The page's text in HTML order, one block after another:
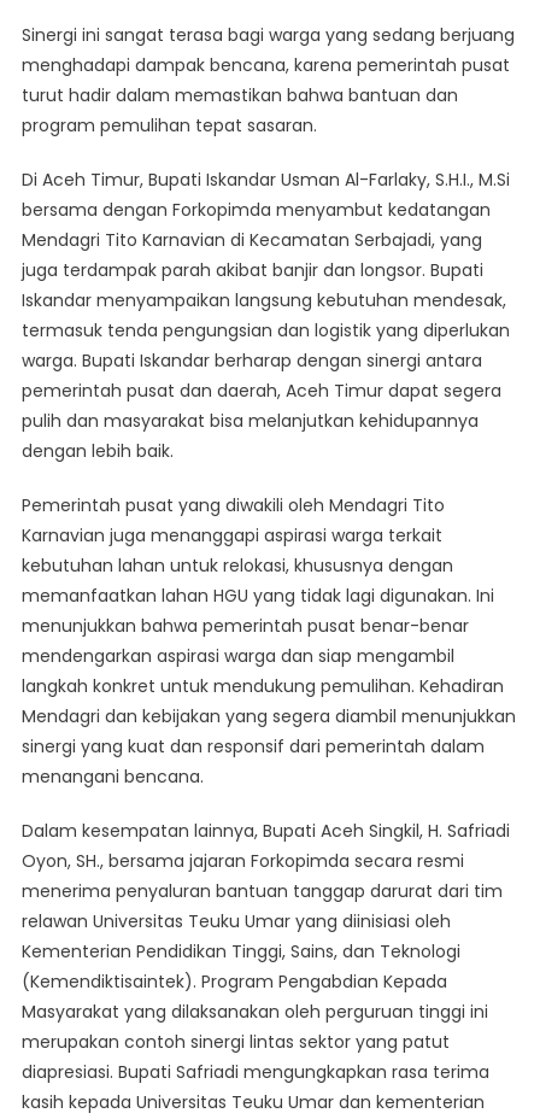
Sinergi ini sangat terasa bagi warga yang sedang berjuang
menghadapi dampak bencana, karena pemerintah pusat
turut hadir dalam memastikan bahwa bantuan dan
program pemulihan tepat sasaran.
Di Aceh Timur, Bupati Iskandar Usman Al-Farlaky, S.H.I., M.Si
bersama dengan Forkopimda menyambut kedatangan
Mendagri Tito Karnavian di Kecamatan Serbajadi, yang
juga terdampak parah akibat banjir dan longsor. Bupati
Iskandar menyampaikan langsung kebutuhan mendesak,
termasuk tenda pengungsian dan logistik yang diperlukan
warga. Bupati Iskandar berharap dengan sinergi antara
pemerintah pusat dan daerah, Aceh Timur dapat segera
pulih dan masyarakat bisa melanjutkan kehidupannya
dengan lebih baik.
Pemerintah pusat yang diwakili oleh Mendagri Tito
Karnavian juga menanggapi aspirasi warga terkait
kebutuhan lahan untuk relokasi, khususnya dengan
memanfaatkan lahan HGU yang tidak lagi digunakan. Ini
menunjukkan bahwa pemerintah pusat benar-benar
mendengarkan aspirasi warga dan siap mengambil
langkah konkret untuk mendukung pemulihan. Kehadiran
Mendagri dan kebijakan yang segera diambil menunjukkan
sinergi yang kuat dan responsif dari pemerintah dalam
menangani bencana.
Dalam kesempatan lainnya, Bupati Aceh Singkil, H. Safriadi
Oyon, SH., bersama jajaran Forkopimda secara resmi
menerima penyaluran bantuan tanggap darurat dari tim
relawan Universitas Teuku Umar yang diinisiasi oleh
Kementerian Pendidikan Tinggi, Sains, dan Teknologi
(Kemendiktisaintek). Program Pengabdian Kepada
Masyarakat yang dilaksanakan oleh perguruan tinggi ini
merupakan contoh sinergi lintas sektor yang patut
diapresiasi. Bupati Safriadi mengungkapkan rasa terima
kasih kepada Universitas Teuku Umar dan kementerian